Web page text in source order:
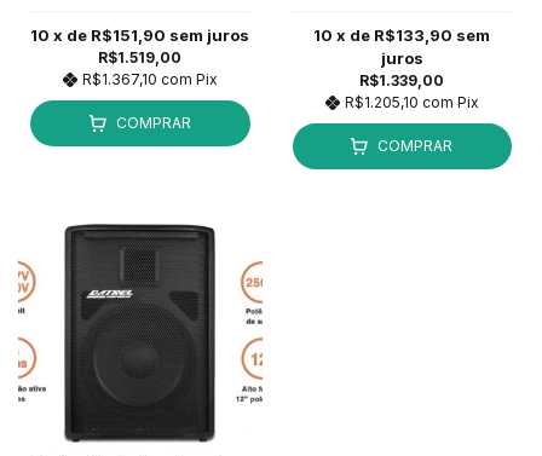
R$1.519,00
R$1.367,10 com Pix
10 x de R$151,90 sem juros
COMPRAR
R$1.339,00
R$1.205,10 com Pix
10 x de R$133,90 sem
juros
COMPRAR